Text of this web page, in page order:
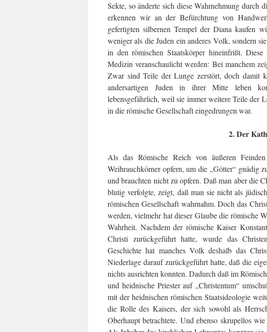
Sekte, so änderte sich diese Wahrnehmung durch
erkennen wir an der Befürchtung von
gefertigten silbernen Tempel der Diana kaufen
weniger als die Juden ein anderes Volk, sondern
in den römischen Staatskörper hineinfrißt.
Medizin veranschaulicht werden: Bei manchem
Zwar sind Teile der Lunge zerstört, doch damit
andersartigen Juden in ihrer Mitte leben
lebensgefährlich, weil sie immer weitere Teile der
in die römische Gesellschaft eingedrungen war.
2. Der
Als das Römische Reich von äußeren
Weihrauchkörner opfern, um die „Götter“ gnädig
und brauchten nicht zu opfern. Daß man aber die
blutig verfolgte, zeigt, daß man sie nicht als
römischen Gesellschaft wahrnahm. Doch das
werden, vielmehr hat dieser Glaube die römische
Wahrheit. Nachdem der römische Kaiser
Christi zurückgeführt hatte, wurde das
Geschichte hat manches Volk deshalb das
Niederlage darauf zurückgeführt hatte, daß die
nichts ausrichten konnten. Dadurch daß im
und heidnische Priester auf „Christentum“
mit der heidnischen römischen Staatsideologie
die Rolle des Kaisers, der sich sowohl als
Oberhaupt betrachtete. Und ebenso skrupellos